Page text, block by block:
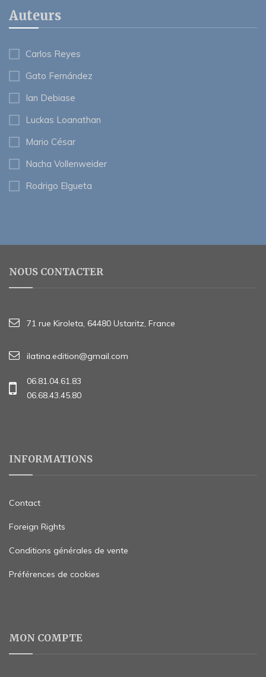
Auteurs
Carlos Reyes
Gato Fernández
Ian Debiase
Luckas Loanathan
Mario César
Nacha Vollenweider
Rodrigo Elgueta
NOUS CONTACTER
71 rue Kiroleta, 64480 Ustaritz, France
ilatina.edition@gmail.com
06.81.04.61.83
06.68.43.45.80
INFORMATIONS
Contact
Foreign Rights
Conditions générales de vente
Préférences de cookies
MON COMPTE